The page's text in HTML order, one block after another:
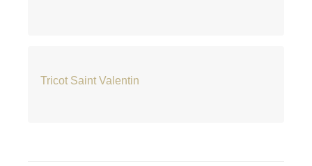
Tricot Saint Valentin